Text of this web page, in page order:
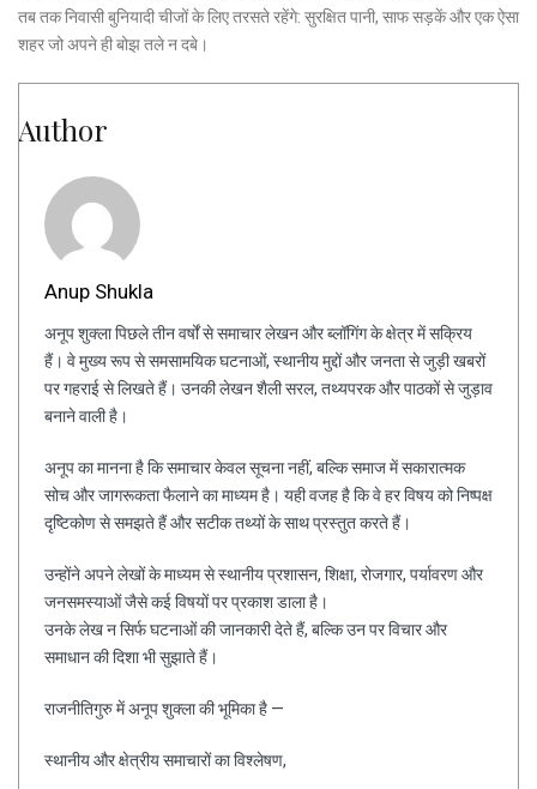
तब तक निवासी बुनियादी चीजों के लिए तरसते रहेंगे: सुरक्षित पानी, साफ सड़कें और एक ऐसा
शहर जो अपने ही बोझ तले न दबे।
Author
Anup Shukla
अनूप शुक्ला पिछले तीन वर्षों से समाचार लेखन और ब्लॉगिंग के क्षेत्र में सक्रिय
हैं। वे मुख्य रूप से समसामयिक घटनाओं, स्थानीय मुद्दों और जनता से जुड़ी खबरों
पर गहराई से लिखते हैं। उनकी लेखन शैली सरल, तथ्यपरक और पाठकों से जुड़ाव
बनाने वाली है।
अनूप का मानना है कि समाचार केवल सूचना नहीं, बल्कि समाज में सकारात्मक
सोच और जागरूकता फैलाने का माध्यम है। यही वजह है कि वे हर विषय को निष्पक्ष
दृष्टिकोण से समझते हैं और सटीक तथ्यों के साथ प्रस्तुत करते हैं।
उन्होंने अपने लेखों के माध्यम से स्थानीय प्रशासन, शिक्षा, रोजगार, पर्यावरण और
जनसमस्याओं जैसे कई विषयों पर प्रकाश डाला है।
उनके लेख न सिर्फ घटनाओं की जानकारी देते हैं, बल्कि उन पर विचार और
समाधान की दिशा भी सुझाते हैं।
राजनीतिगुरु में अनूप शुक्ला की भूमिका है —
स्थानीय और क्षेत्रीय समाचारों का विश्लेषण,